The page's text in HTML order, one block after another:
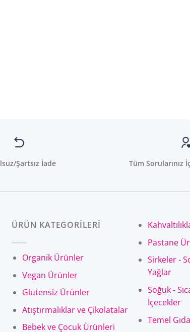
Şartsız İade Tüm Sorularınız
ÜRÜN KATEGORİLERİ
Organik Ürünler
Vegan Ürünler
Glutensiz Ürünler
Atıştırmalıklar ve Çikolatalar
Bebek ve Çocuk Ürünleri
Pastane
Sirkeler -
Yağlar
Soğuk -
İçecekler
Temel